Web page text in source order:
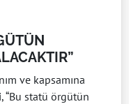
ve kapsamına
“Bu statü örgütün